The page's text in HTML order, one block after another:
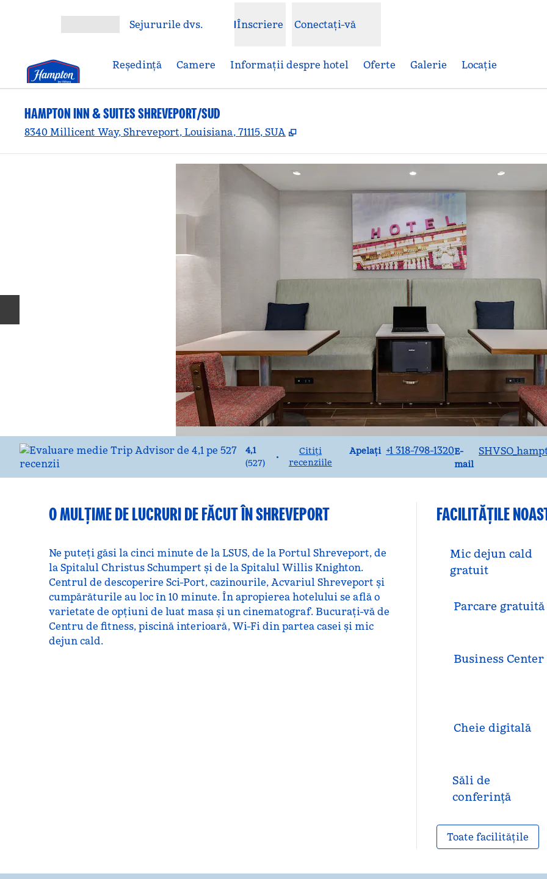
Deschideți meniulSejururile dvs. Înscriere Conectați-vă
Reşedinţă Camere Informații despre hotel Oferte Galerie Locaţie
HAMPTON INN & SUITES SHREVEPORT/SUD
8340 Millicent Way, Shreveport, Louisiana, 71115, SUA ,
4,1
(527)
•
Citiți
recenziile
Apelați
Apel +1 318-798-1320E-
mail
Email
O MULȚIME DE LUCRURI DE FĂCUT ÎN SHREVEPORT
Ne puteți găsi la cinci minute de la LSUS, de la Portul Shreveport, de
la Spitalul Christus Schumpert și de la Spitalul Willis Knighton.
Centrul de descoperire Sci-Port, cazinourile, Acvariul Shreveport și
cumpărăturile au loc în 10 minute. În apropierea hotelului se află o
varietate de opțiuni de luat masa și un cinematograf. Bucurați-vă de
Centru de fitness, piscină interioară, Wi-Fi din partea casei și mic
dejun cald.
FACILITĂŢILE
Mic dejun cald
gratuit
Parcare gratuită
Business Center
Cheie digitală
Săli de
conferință
Toate facilitățile